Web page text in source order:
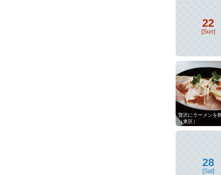
22
[Sun]
贅沢にラーメンを
（東区）
28
[Sat]